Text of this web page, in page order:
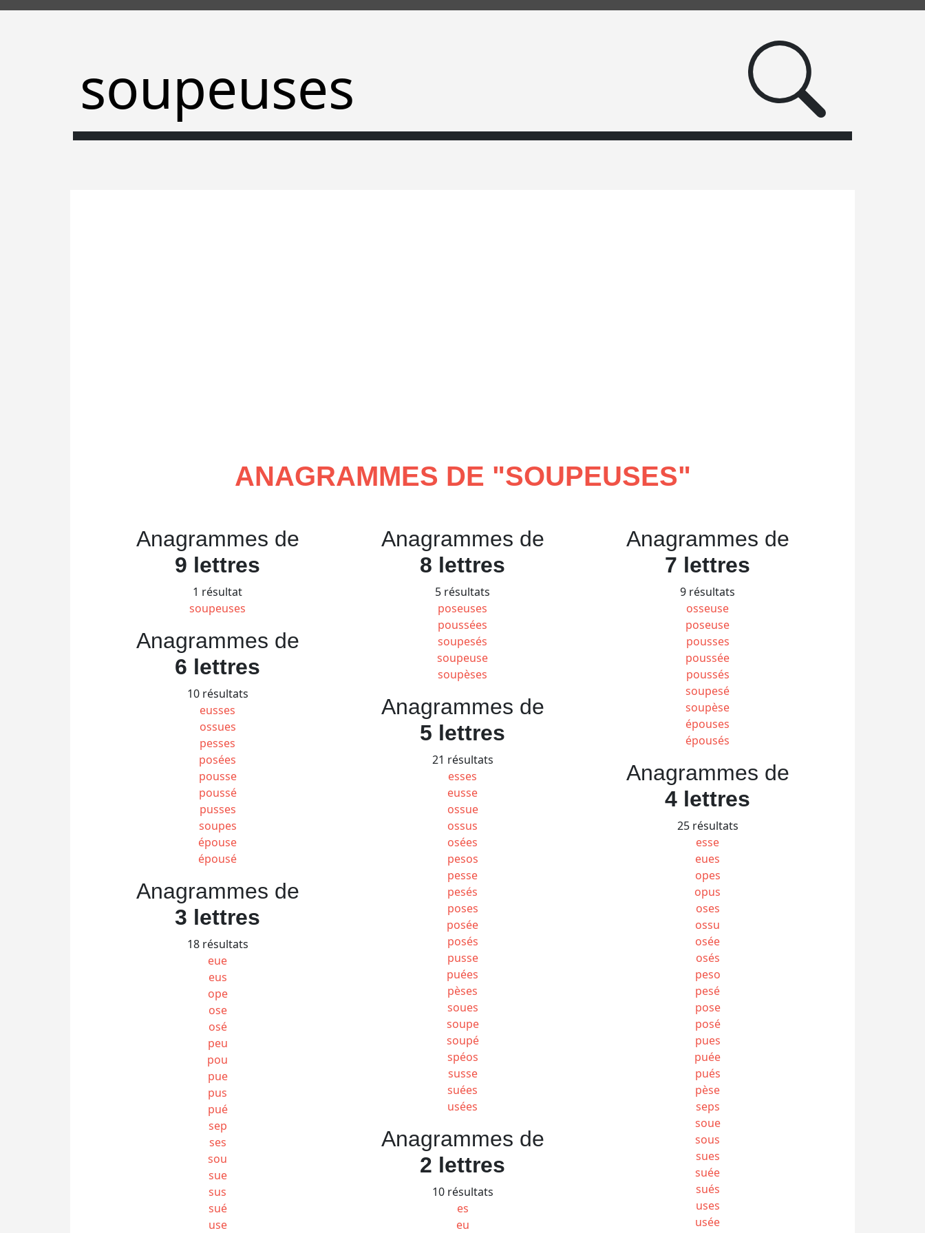
ANAGRAMMES DE "SOUPEUSES"
Anagrammes de
9 lettres
1 résultat
soupeuses
Anagrammes de
8 lettres
5 résultats
poseuses
poussées
soupesés
soupeuse
soupèses
Anagrammes de
7 lettres
9 résultats
osseuse
poseuse
pousses
poussée
poussés
soupesé
soupèse
épouses
épousés
Anagrammes de
6 lettres
10 résultats
eusses
ossues
pesses
posées
pousse
poussé
pusses
soupes
épouse
épousé
Anagrammes de
5 lettres
21 résultats
esses
eusse
ossue
ossus
osées
pesos
pesse
pesés
poses
posée
posés
pusse
puées
pèses
soues
soupe
soupé
spéos
susse
suées
usées
Anagrammes de
4 lettres
25 résultats
esse
eues
opes
opus
oses
ossu
osée
osés
peso
pesé
pose
posé
pues
puée
pués
pèse
seps
soue
sous
sues
suée
sués
uses
usée
Anagrammes de
3 lettres
18 résultats
eue
eus
ope
ose
osé
peu
pou
pue
pus
pué
sep
ses
sou
sue
sus
sué
use
Anagrammes de
2 lettres
10 résultats
es
eu